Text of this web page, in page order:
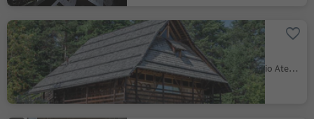
Museo dei cavalli
Haflinger
S. Genesio Atesino, San Genesio Atesino, Bolzano e dintorni